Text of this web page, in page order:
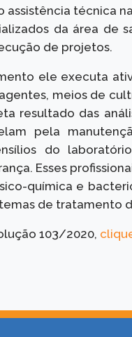
assistência técnica
da área de
de projetos.
ele executa
meios de
resultado das
pela
do
Esses
química e
de tratamento
103/2020,